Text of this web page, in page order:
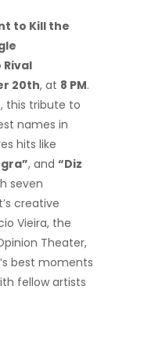
to Kill the
20th, at 8 PM.
this tribute to
names in
hits like
, and “Diz
seven
creative
Vieira, the
Theater,
best moments
fellow artists